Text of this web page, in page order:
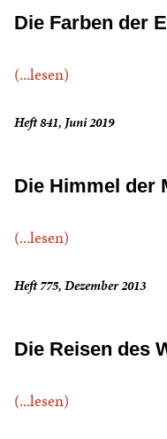
Die Farben der
(...lesen)
Heft 841, Juni 2019
Die Himmel der
(...lesen)
Heft 775, Dezember 2013
Die Reisen des
(...lesen)